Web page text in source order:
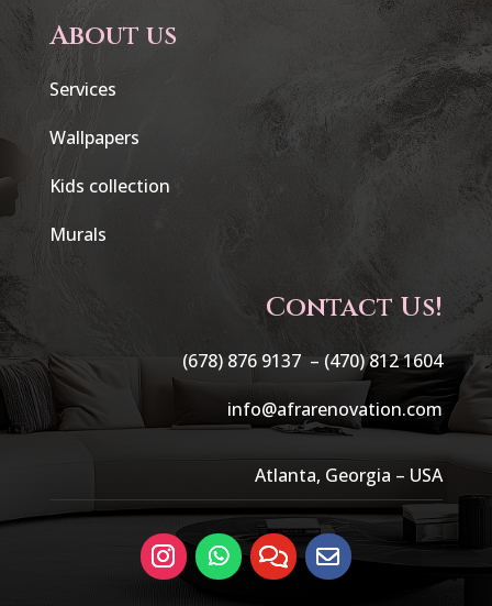
About us
Services
Wallpapers
Kids collection
Murals
Contact Us!
(678) 876 9137 – (470) 812 1604
info@afrarenovation.com
Atlanta, Georgia – USA